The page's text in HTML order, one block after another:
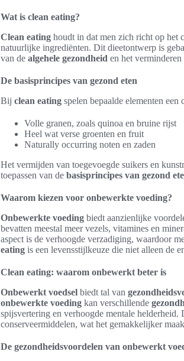
Wat is clean eating?
Clean eating houdt in dat men zich richt op het
natuurlijke ingrediënten. Dit dieetontwerp is
van de algehele gezondheid en het
De basisprincipes van gezond eten
Bij clean eating spelen bepaalde elementen
Volle granen, zoals quinoa en bruine rijst
Heel wat verse groenten en fruit
Naturally occurring noten en zaden
Het vermijden van toegevoegde suikers en
toepassen van de basisprincipes van gezond
Waarom kiezen voor onbewerkte voeding?
Onbewerkte voeding biedt aanzienlijke
bevatten meestal meer vezels, vitamines en
aspect is de verhoogde verzadiging, waardoor
eating is een levensstijlkeuze die niet alleen de
Clean eating: waarom onbewerkt beter is
Onbewerkt voedsel biedt tal van
onbewerkte voeding kan verschillende
spijsvertering en verhoogde mentale
conserveermiddelen, wat het gemakkelijker
De gezondheidsvoordelen van onbewerkt